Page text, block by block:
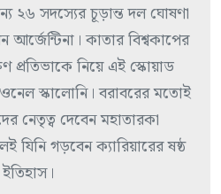
২৬ সদস্যের চূড়ান্ত দল ঘোষণা
আর্জেন্টিনা। কাতার বিশ্বকাপের
নিয়ে এই স্কোয়াড
স্কালোনি। বরাবরের মতোই
নেতৃত্ব দেবেন মহাতারকা
যিনি গড়বেন ক্যারিয়ারের ষষ্ঠ